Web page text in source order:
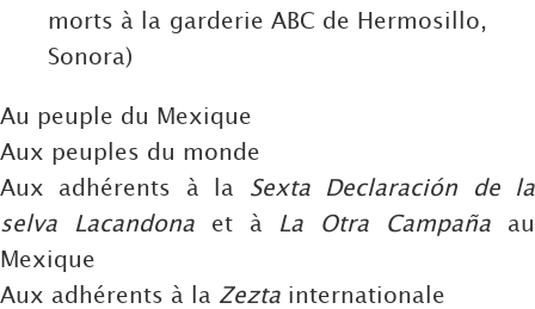
morts à la garderie ABC de Hermosillo,
Sonora)
Au peuple du Mexique
Aux peuples du monde
Aux adhérents à la Sexta Declaración de la
selva Lacandonaet à La Otra Campaña au
Mexique
Aux adhérents à la Zezta internationale